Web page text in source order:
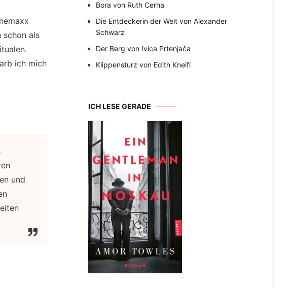
schon als
ich mich
und
Bora von Ruth Cerha
Die Entdeckerin der Welt von Alexander
Schwarz
Der Berg von Ivica Prtenjača
Klippensturz von Edith Kneifl
ICH LESE GERADE